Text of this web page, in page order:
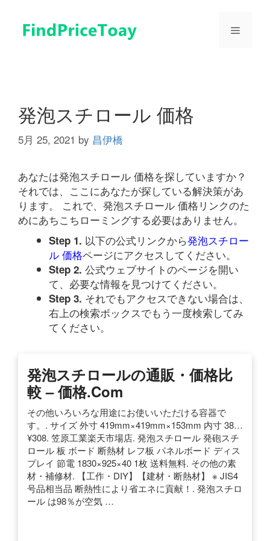
メ
発泡スチロール 価格
5月 25, 2021 by 昌伊橋
あなたは発泡スチロール 価格を探していますか？
それでは、ここにあなたが探している解決策があ
ります。 これで、発泡スチロール 価格リンクのた
めにあちこちローミングする必要はありません。
Step 1. 以下の公式リンクから発泡スチロー
ル 価格ページにアクセスしてください。
Step 2. 公式ウェブサイトのページを開い
て、必要な情報を見つけてください。
Step 3. それでもアクセスできない場合は、
右上の検索ボックスでもう一度検索してみ
てください。
発泡スチロールの通販・価格比
較 – 価格.com
その他いろいろな用途にお使いいただける容器で
す。. サイズ 外寸 419mm×419mm×153mm 内寸 38…
¥308. 笠原工業楽天市場店. 発泡スチロール 発砲スチ
ロール 板 ボード 断熱材 レフ板 パネルボード ディス
プレイ 節電 1830×925×40 1枚 送料無料. その他の素
材・補修材. 【工作・DIY】【建材・断熱材】 ※ JIS4
号品相当品 断熱性により省エネに貢献！. 発泡スチロ
ール は98％が空気 …